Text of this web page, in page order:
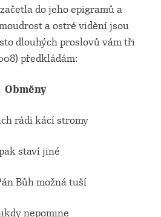
do jeho epigramů a
a ostré vidění jsou
dlouhých proslovů vám tři
předkládám:
Obměny
rádi kácí stromy
staví jiné
Bůh možná tuší
nepomine